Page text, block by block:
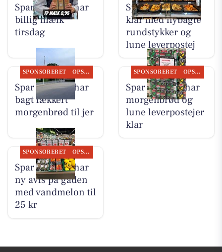
Spar Suldrup har
billig mælk
tirsdag
Spar Suldrup er
klar med nybagte
rundstykker og
lune leverpostej
SPONSORERET OPSLAGSTAVLEN
Spar Suldrup har
bagt lækkert
morgenbrød til jer
SPONSORERET OPSLAGSTAVLEN
Spar Suldrup har
morgenbrød og
lune leverpostejer
klar
SPONSORERET OPSLAGSTAVLEN
Spar Suldrup har
ny avis på gaden
med vandmelon til
25 kr